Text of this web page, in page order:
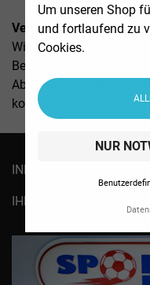
Um unseren Shop
und fortlaufend zu
Cookies.
NUR
Versandkosten
Wir berechnen die
Bestellung.
Ab einem Bestellwert
kostenfrei.
INFORMATIONEN
IHR KONTO